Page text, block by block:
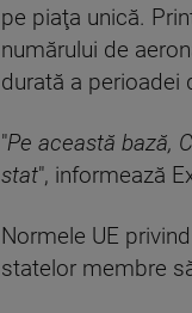
pe piaţa unică.
numărului de
durată a perioadei
"Pe această bază,
stat", informează
Normele UE
statelor membre